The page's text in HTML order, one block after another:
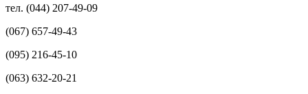
тел. (044) 207-49-09
(067) 657-49-43
(095) 216-45-10
(063) 632-20-21